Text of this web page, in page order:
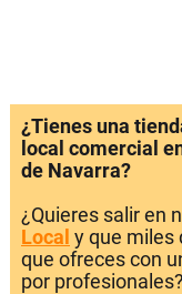
¿Tienes una
local comercial
de Navarra?
¿Quieres salir en
Local y que miles
que ofreces con
por profesionales?